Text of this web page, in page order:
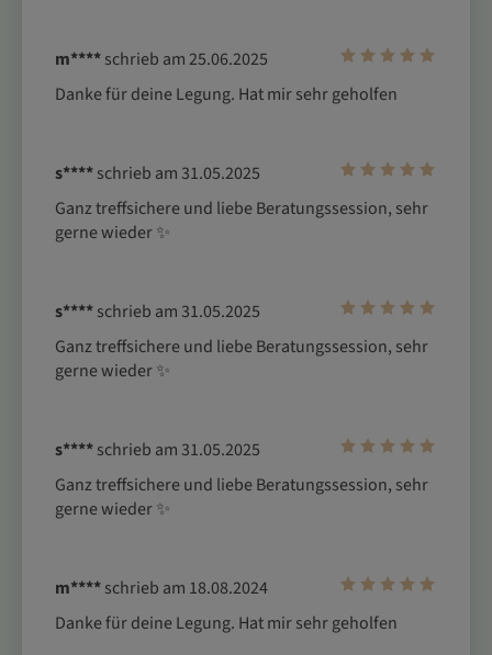
m****schrieb am 25.06.2025
Danke für deine Legung. Hat mir sehr geholfen
s****schrieb am 31.05.2025
Ganz treffsichere und liebe Beratungssession, sehr
gerne wieder ✨
s****schrieb am 31.05.2025
Ganz treffsichere und liebe Beratungssession, sehr
gerne wieder ✨
s****schrieb am 31.05.2025
Ganz treffsichere und liebe Beratungssession, sehr
gerne wieder ✨
m****schrieb am 18.08.2024
Danke für deine Legung. Hat mir sehr geholfen